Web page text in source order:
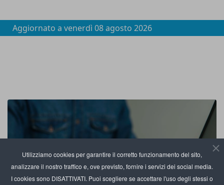
Utilizziamo cookies per garantire il corretto funzionamento del sito,
analizzare il nostro traffico e, ove previsto, fornire i servizi dei social media.
I cookies sono DISATTIVATI. Puoi scegliere se accettare l'uso degli stessi o
Aggiornato a venerdì 08 agosto 2026